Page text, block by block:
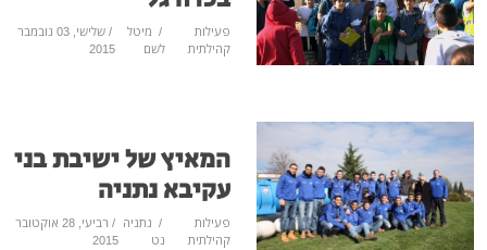
פעילות
קהילתית
/מיטל
לשם
/ שלישי, 03 נובמבר
2015
המאיץ של ישיבת בני
עקיבא נתניה
פעילות
קהילתית
/נתניה
נט
/ רביעי, 28 אוקטובר
2015